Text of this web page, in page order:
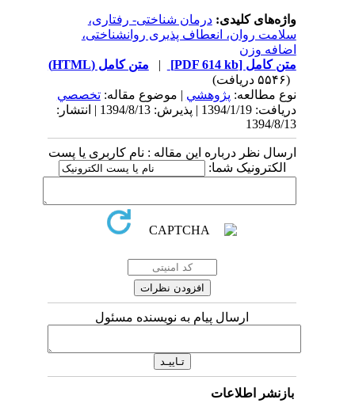
واژه‌های کلیدی:درمان شناختی- رفتاری،
سلامت روان، انعطاف پذیری روانشناختی،
اضافه وزن
متن کامل[PDF 614 kb]
| متن کامل (HTML)
نوع مطالعه:پژوهشي| موضوع مقاله:تخصصي
دریافت: 1394/1/19 | پذیرش: 1394/8/13 | انتشار:
1394/8/13
ارسال نظر درباره این مقاله : نام کاربری یا پست
الکترونیک شما:
ارسال پیام به نویسنده مسئول
بازنشر اطلاعات